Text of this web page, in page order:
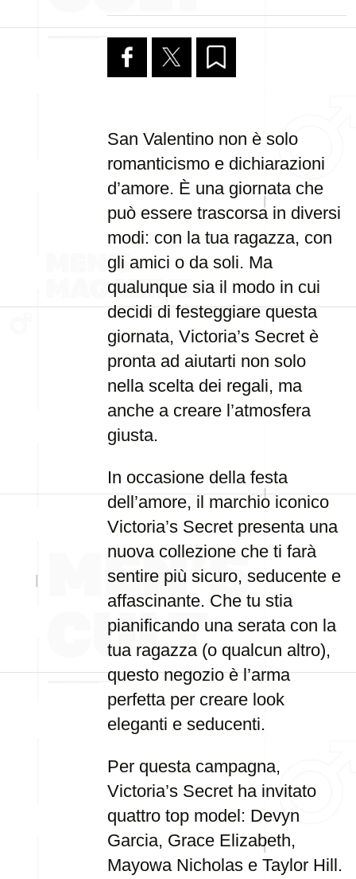
San Valentino non è solo
romanticismo e dichiarazioni
d’amore. È una giornata che
può essere trascorsa in diversi
modi: con la tua ragazza, con
gli amici o da soli. Ma
qualunque sia il modo in cui
decidi di festeggiare questa
giornata, Victoria’s Secret è
pronta ad aiutarti non solo
nella scelta dei regali, ma
anche a creare l’atmosfera
giusta.
In occasione della festa
dell’amore, il marchio iconico
Victoria’s Secret presenta una
nuova collezione che ti farà
sentire più sicuro, seducente e
affascinante. Che tu stia
pianificando una serata con la
tua ragazza (o qualcun altro),
questo negozio è l’arma
perfetta per creare look
eleganti e seducenti.
Per questa campagna,
Victoria’s Secret ha invitato
quattro top model: Devyn
Garcia, Grace Elizabeth,
Mayowa Nicholas e Taylor Hill.